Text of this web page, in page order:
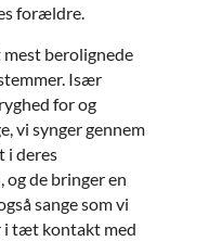
forældre.
mest berolignede
Især
for og
vi synger gennem
i deres
de bringer en
sange som vi
i tæt kontakt med